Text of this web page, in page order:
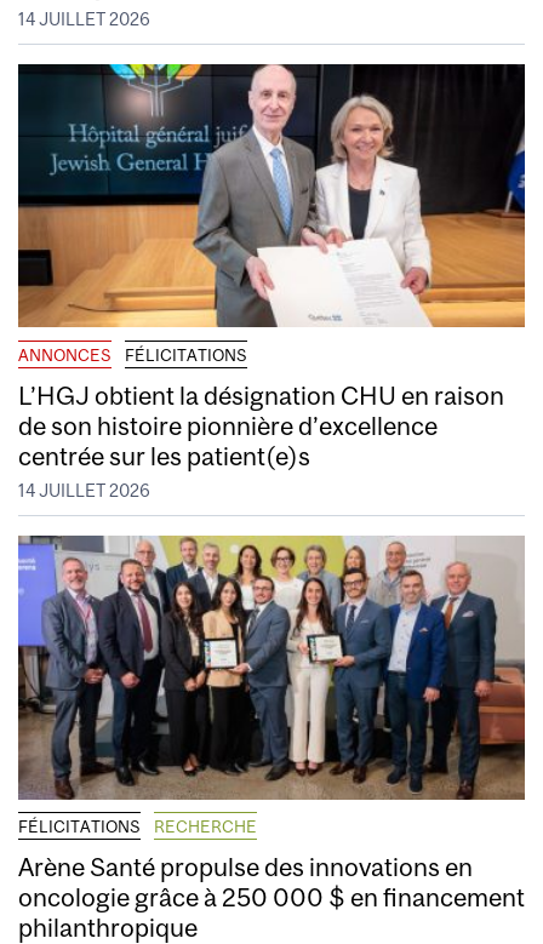
14 JUILLET 2026
ANNONCES FÉLICITATIONS
L’HGJ obtient la désignation CHU en raison
de son histoire pionnière d’excellence
centrée sur les patient(e)s
14 JUILLET 2026
FÉLICITATIONS RECHERCHE
Arène Santé propulse des innovations en
oncologie grâce à 250 000 $ en financement
philanthropique